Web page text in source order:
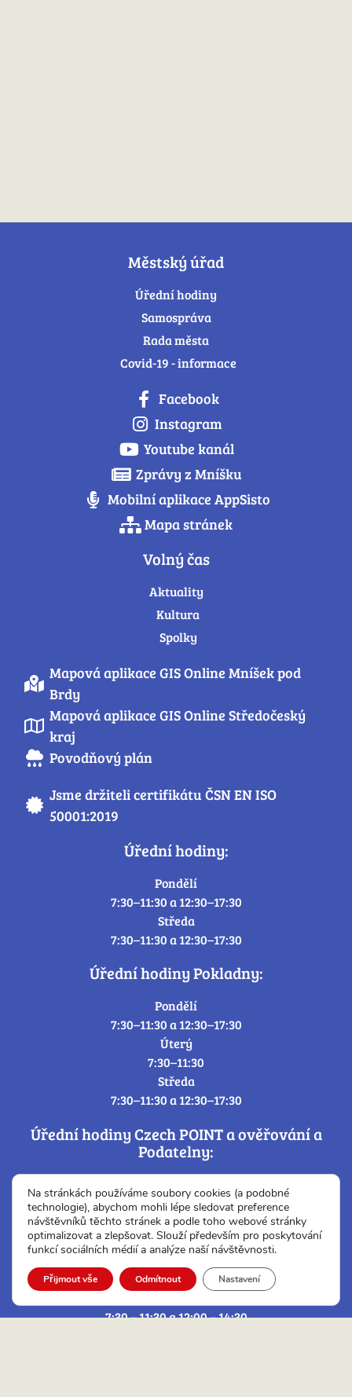
Městský úřad
Úřední hodiny
Samospráva
Rada města
Covid-19 - informace
Facebook
Instagram
Youtube kanál
Zprávy z Mníšku
Mobilní aplikace AppSisto
Mapa stránek
Volný čas
Aktuality
Kultura
Spolky
Mapová aplikace GIS Online Mníšek pod
Brdy
Mapová aplikace GIS Online Středočeský
kraj
Povodňový plán
Jsme držiteli certifikátu ČSN EN ISO
50001:2019
Úřední hodiny:
Pondělí
7:30–11:30 a 12:30–17:30
Středa
7:30–11:30 a 12:30–17:30
Úřední hodiny Pokladny:
Pondělí
7:30–11:30 a 12:30–17:30
Úterý
7:30–11:30
Středa
7:30–11:30 a 12:30–17:30
Úřední hodiny Czech POINT a ověřování a
Podatelny:
Pondělí:
7:30 – 11:30 a 12:30 – 17:30
Úterý:
7:30 – 11:30 a 12:00 – 14:30
Středa:
7:30 – 11:30 a 12:30 – 17:30
7:30 – 11:30 a 12:00 – 14:30
Na stránkách používáme soubory cookies (a podobné
technologie), abychom mohli lépe sledovat preference
návštěvníků těchto stránek a podle toho webové stránky
optimalizovat a zlepšovat. Slouží především pro poskytování
funkcí sociálních médií a analýze naší návštěvnosti.
Přijmout vše Odmítnout Nastavení